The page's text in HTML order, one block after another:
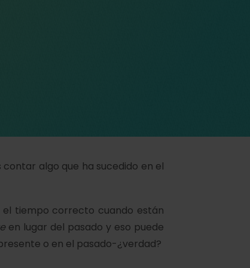
algo que ha sucedido en el
el tiempo correcto cuando están
en lugar del pasado y eso puede
o en el pasado-¿verdad?